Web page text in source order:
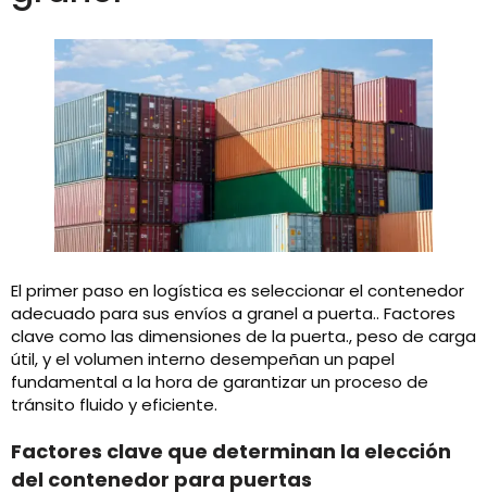
El primer paso en logística es seleccionar el contenedor
adecuado para sus envíos a granel a puerta.. Factores
clave como las dimensiones de la puerta., peso de carga
útil, y el volumen interno desempeñan un papel
fundamental a la hora de garantizar un proceso de
tránsito fluido y eficiente.
Factores clave que determinan la elección
del contenedor para puertas